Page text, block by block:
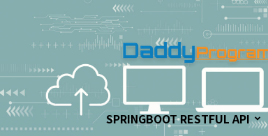
아
프
로
머
의
SPRINGBOOT RESTFUL API